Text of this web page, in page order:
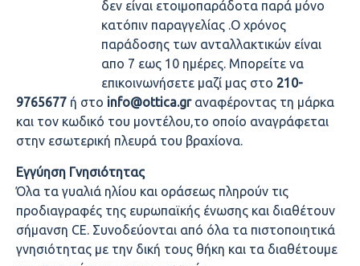
δεν είναι ετοιμοπαράδοτα παρά μόνο
κατόπιν παραγγελίας .Ο χρόνος
παράδοσης των ανταλλακτικών είναι
απο 7 εως 10 ημέρες. Μπορείτε να
επικοινωνήσετε μαζί μας στο 210-
9765677 ή στο info@ottica.gr αναφέροντας τη μάρκα
και τον κωδικό του μοντέλου,το οποίο αναγράφεται
στην εσωτερική πλευρά του βραχίονα.
Εγγύηση Γνησιότητας
Όλα τα γυαλιά ηλίου και οράσεως πληρούν τις
προδιαγραφές της ευρωπαϊκής ένωσης και διαθέτουν
σήμανση CE. Συνοδεύονται από όλα τα πιστοποιητικά
γνησιότητας με την δική τους θήκη και τα διαθέτουμε